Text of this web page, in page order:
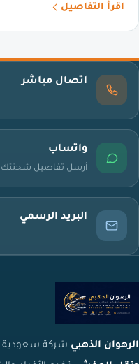
اقرأ التفاصيل
اتصال مباشر
واتساب
أرسل تفاصيل
البريد الرسمي
الرهوان الذهبي شركة